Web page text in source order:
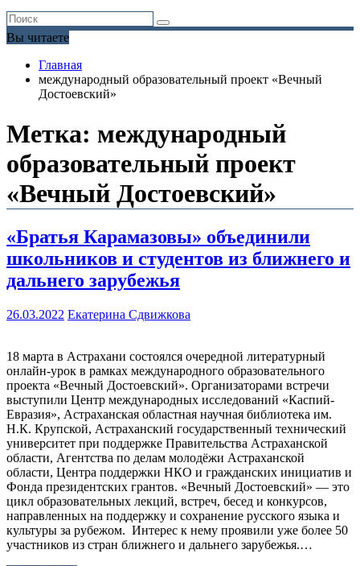
Вы читаете
Главная
международный образовательный проект «Вечный
Достоевский»
Метка: международный
образовательный проект
«Вечный Достоевский»
«Братья Карамазовы» объединили
школьников и студентов из ближнего и
дальнего зарубежья
26.03.2022 Екатерина Сдвижкова
18 марта в Астрахани состоялся очередной литературный
онлайн-урок в рамках международного образовательного
проекта «Вечный Достоевский». Организаторами встречи
выступили Центр международных исследований «Каспий-
Евразия», Астраханская областная научная библиотека им.
Н.К. Крупской, Астраханский государственный технический
университет при поддержке Правительства Астраханской
области, Агентства по делам молодёжи Астраханской
области, Центра поддержки НКО и гражданских инициатив и
Фонда президентских грантов. «Вечный Достоевский» — это
цикл образовательных лекций, встреч, бесед и конкурсов,
направленных на поддержку и сохранение русского языка и
культуры за рубежом. Интерес к нему проявили уже более 50
участников из стран ближнего и дальнего зарубежья.…